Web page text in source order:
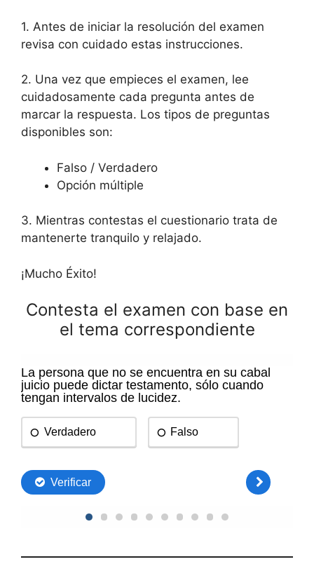
1. Antes de iniciar la resolución del examen
revisa con cuidado estas instrucciones.
2. Una vez que empieces el examen, lee
cuidadosamente cada pregunta antes de
marcar la respuesta. Los tipos de preguntas
disponibles son:
Falso / Verdadero
Opción múltiple
3. Mientras contestas el cuestionario trata de
mantenerte tranquilo y relajado.
¡Mucho Éxito!
Contesta el examen con base en
el tema correspondiente